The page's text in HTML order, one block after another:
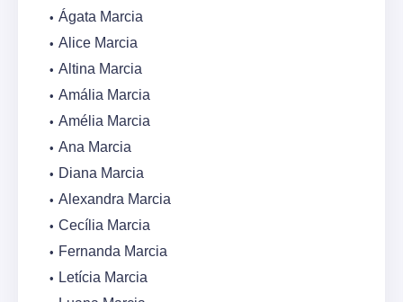
Ágata Marcia
Alice Marcia
Altina Marcia
Amália Marcia
Amélia Marcia
Ana Marcia
Diana Marcia
Alexandra Marcia
Cecília Marcia
Fernanda Marcia
Letícia Marcia